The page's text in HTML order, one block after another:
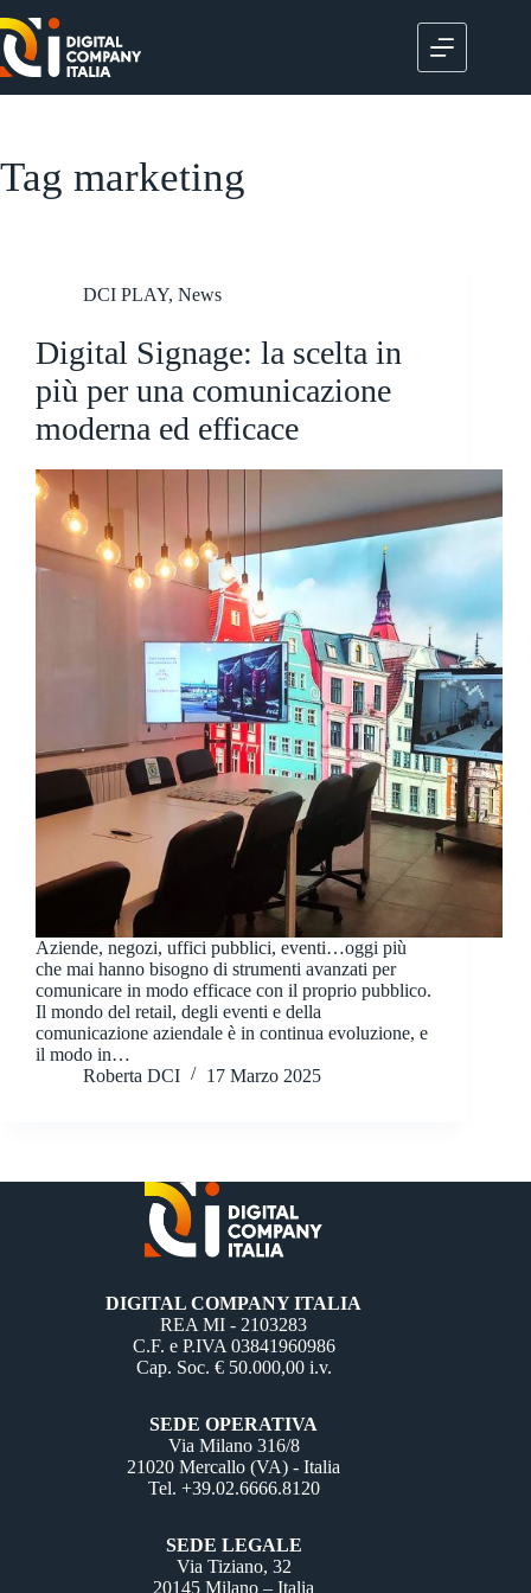
al
contenuto
Tag marketing
DCI PLAY, News
Digital Signage: la scelta in
più per una comunicazione
moderna ed efficace
Aziende, negozi, uffici pubblici, eventi…oggi più
che mai hanno bisogno di strumenti avanzati per
comunicare in modo efficace con il proprio pubblico.
Il mondo del retail, degli eventi e della
comunicazione aziendale è in continua evoluzione, e
il modo in…
Roberta DCI
17 Marzo 2025
DIGITAL COMPANY ITALIA
REA MI - 2103283
C.F. e P.IVA 03841960986
Cap. Soc. € 50.000,00 i.v.
SEDE OPERATIVA
Via Milano 316/8
21020 Mercallo (VA) - Italia
Tel. +39.02.6666.8120
SEDE LEGALE
Via Tiziano, 32
20145 Milano – Italia